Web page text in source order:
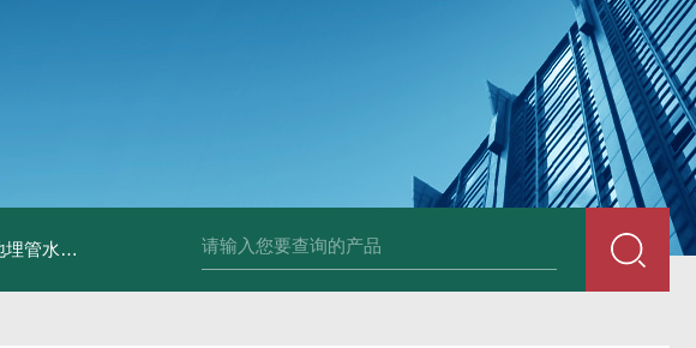
技术研究对比 中深浅层地源热泵空调系统运行故障诊断修复 冷暖双